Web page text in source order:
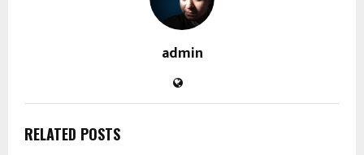
admin
RELATED POSTS